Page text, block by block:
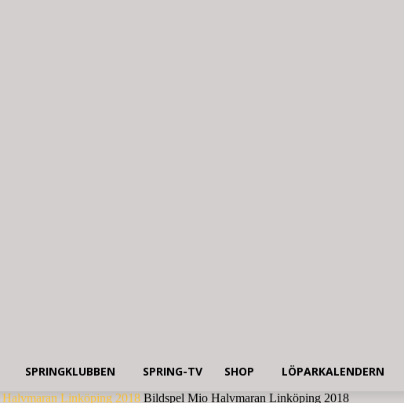
SPRINGKLUBBEN SPRING-TV SHOP LÖPARKALENDERN
Linköping 2018 Bildspel Mio Halvmaran Linköping 2018